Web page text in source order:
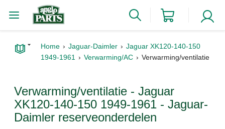
Home Jaguar-Daimler
Jaguar XK120-140-150
1949-1961
Verwarming/AC Verwarming/ventilatie
Verwarming/ventilatie - Jaguar
XK120-140-150 1949-1961 - Jaguar-
Daimler reserveonderdelen